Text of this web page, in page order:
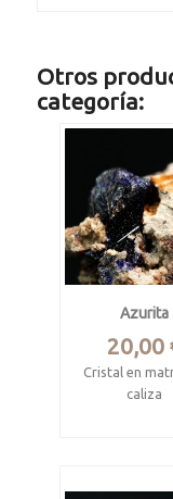
Otros
categoría:
Azurita
Precio
20,00
Cristal en
caliza
Pieza 4.5 x